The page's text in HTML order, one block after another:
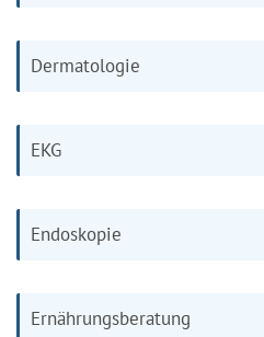
Dermatologie
EKG
Endoskopie
Ernährungsberatung